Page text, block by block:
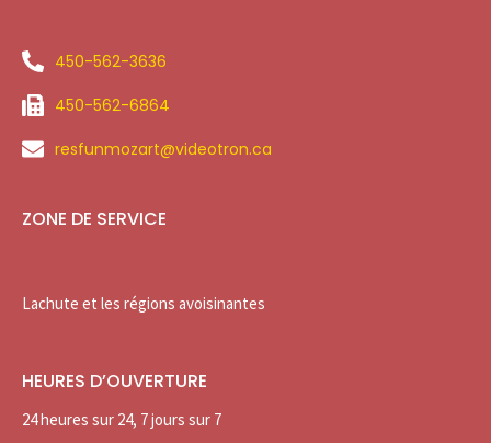
450-562-3636
450-562-6864
resfunmozart@videotron.ca
ZONE DE SERVICE
Lachute et les régions avoisinantes
HEURES D’OUVERTURE
24 heures sur 24, 7 jours sur 7